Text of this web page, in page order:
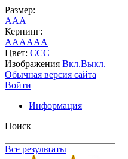
Размер:
AAA
Кернинг:
AAAAAA
Цвет: CCC
Изображения Вкл.Выкл.
Обычная версия сайта
Войти
Информация
Поиск
Все результаты